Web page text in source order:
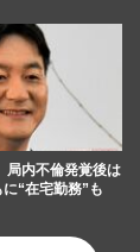
局内不倫発覚後は
“在宅勤務”も